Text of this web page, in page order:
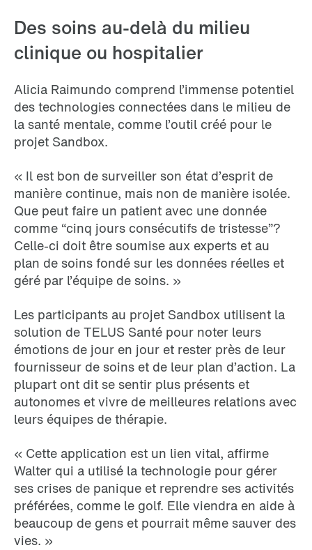
Des soins au-delà du milieu
clinique ou hospitalier
Alicia Raimundo comprend l’immense potentiel
des technologies connectées dans le milieu de
la santé mentale, comme l’outil créé pour le
projet Sandbox.
« Il est bon de surveiller son état d’esprit de
manière continue, mais non de manière isolée.
Que peut faire un patient avec une donnée
comme “cinq jours consécutifs de tristesse”?
Celle-ci doit être soumise aux experts et au
plan de soins fondé sur les données réelles et
géré par l’équipe de soins. »
Les participants au projet Sandbox utilisent la
solution de TELUS Santé pour noter leurs
émotions de jour en jour et rester près de leur
fournisseur de soins et de leur plan d’action. La
plupart ont dit se sentir plus présents et
autonomes et vivre de meilleures relations avec
leurs équipes de thérapie.
« Cette application est un lien vital, affirme
Walter qui a utilisé la technologie pour gérer
ses crises de panique et reprendre ses activités
préférées, comme le golf. Elle viendra en aide à
beaucoup de gens et pourrait même sauver des
vies. »